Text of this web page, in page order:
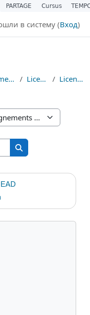
в систему (Вход)
Enseignements Fondamentaux Licence Breton Licence 1 Breton
Поиск курса
Поиск курса
PARTAGE Cursus